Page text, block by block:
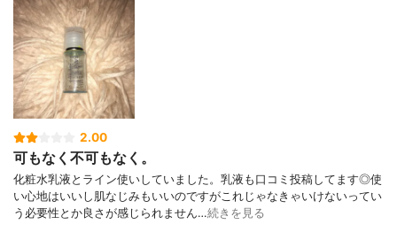
2.00
可もなく不可もなく。
化粧水乳液とライン使いしていました。乳液も口コミ投稿してます◎使
い心地はいいし肌なじみもいいのですがこれじゃなきゃいけないってい
う必要性とか良さが感じられません…続きを見る